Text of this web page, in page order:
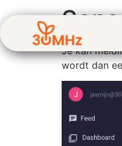
Je kan
wordt dan